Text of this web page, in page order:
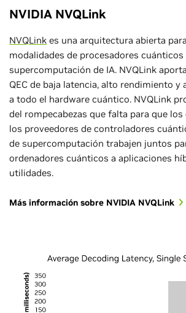
NVIDIA NVQLink
NVQLink es una arquitectura abierta
modalidades de procesadores cuánticos
supercomputación de IA. NVQLink
QEC de baja latencia, alto rendimiento y
a todo el hardware cuántico. NVQLink
del rompecabezas que falta para que los
los proveedores de controladores
de supercomputación trabajen juntos
ordenadores cuánticos a aplicaciones
utilidades.
Más información sobre NVIDIA NVQLink